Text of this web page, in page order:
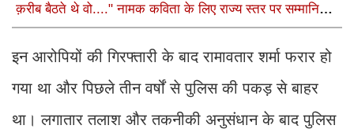
क़रीब बैठते थे वो...." नामक कविता के लिए राज्य स्तर पर सम्मानित
इन आरोपियों की गिरफ्तारी के बाद रामावतार शर्मा फरार हो
गया था और पिछले तीन वर्षों से पुलिस की पकड़ से बाहर
था। लगातार तलाश और तकनीकी अनुसंधान के बाद पुलिस